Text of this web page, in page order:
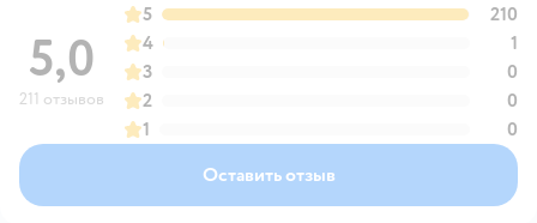
5,0
211 отзывов
5
210
4
1
3
0
2
0
1
0
Оставить отзыв